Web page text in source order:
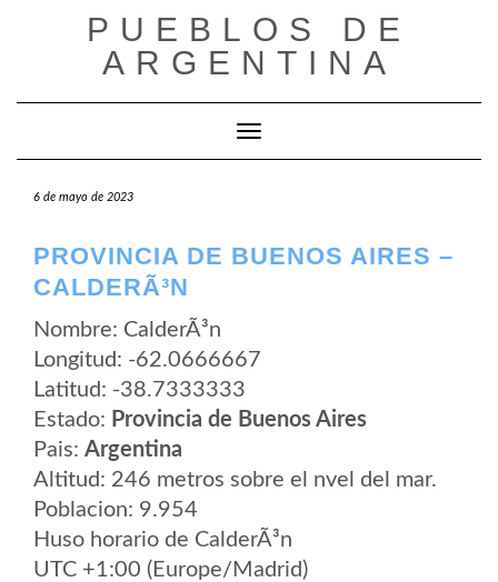
PUEBLOS DE
ARGENTINA
Cambiar modo de navegación
6 de mayo de 2023
PROVINCIA DE BUENOS AIRES –
CALDERÃ³N
Nombre: CalderÃ³n
Longitud: -62.0666667
Latitud: -38.7333333
Estado: Provincia de Buenos Aires
Pais: Argentina
Altitud: 246 metros sobre el nvel del mar.
Poblacion: 9.954
Huso horario de CalderÃ³n
UTC +1:00 (Europe/Madrid)